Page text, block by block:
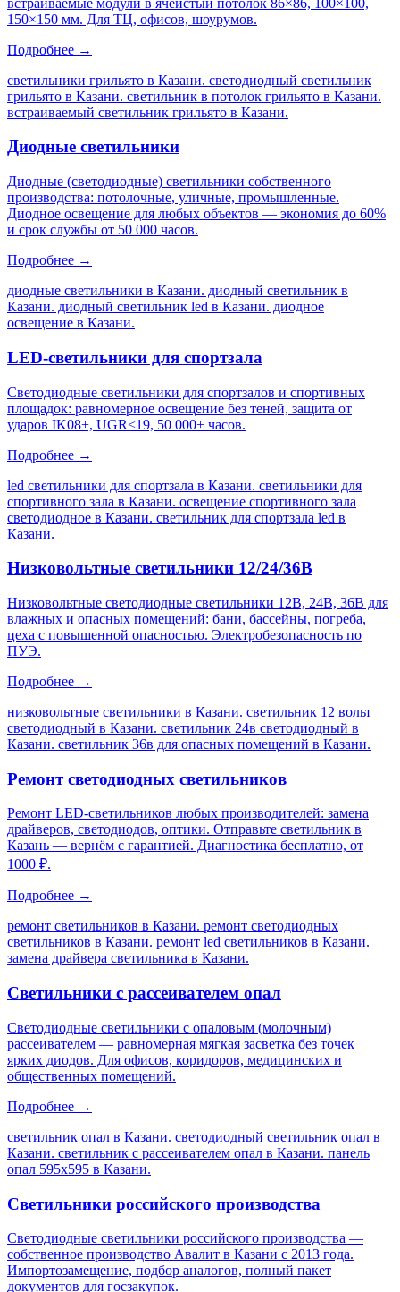
150×150 мм. Для ТЦ, офисов, шоурумов.
Подробнее →
светильники грильято в Казани. светодиодный светильник
грильято в Казани. светильник в потолок грильято в Казани.
встраиваемый светильник грильято в Казани.
Диодные светильники
Диодные (светодиодные) светильники собственного
производства: потолочные, уличные, промышленные.
Диодное освещение для любых объектов — экономия до 60%
и срок службы от 50 000 часов.
Подробнее →
диодные светильники в Казани. диодный светильник в
Казани. диодный светильник led в Казани. диодное
освещение в Казани.
LED-светильники для спортзала
Светодиодные светильники для спортзалов и спортивных
площадок: равномерное освещение без теней, защита от
ударов IK08+, UGR<19, 50 000+ часов.
Подробнее →
led светильники для спортзала в Казани. светильники для
спортивного зала в Казани. освещение спортивного зала
светодиодное в Казани. светильник для спортзала led в
Казани.
Низковольтные светильники 12/24/36В
Низковольтные светодиодные светильники 12В, 24В, 36В для
влажных и опасных помещений: бани, бассейны, погреба,
цеха с повышенной опасностью. Электробезопасность по
ПУЭ.
Подробнее →
низковольтные светильники в Казани. светильник 12 вольт
светодиодный в Казани. светильник 24в светодиодный в
Казани. светильник 36в для опасных помещений в Казани.
Ремонт светодиодных светильников
Ремонт LED-светильников любых производителей: замена
драйверов, светодиодов, оптики. Отправьте светильник в
Казань — вернём с гарантией. Диагностика бесплатно, от
1000 ₽.
Подробнее →
ремонт светильников в Казани. ремонт светодиодных
светильников в Казани. ремонт led светильников в Казани.
замена драйвера светильника в Казани.
Светильники с рассеивателем опал
Светодиодные светильники с опаловым (молочным)
рассеивателем — равномерная мягкая засветка без точек
ярких диодов. Для офисов, коридоров, медицинских и
общественных помещений.
Подробнее →
светильник опал в Казани. светодиодный светильник опал в
Казани. светильник с рассеивателем опал в Казани. панель
опал 595х595 в Казани.
Светильники российского производства
Светодиодные светильники российского производства —
собственное производство Авалит в Казани с 2013 года.
Импортозамещение, подбор аналогов, полный пакет
документов для госзакупок.